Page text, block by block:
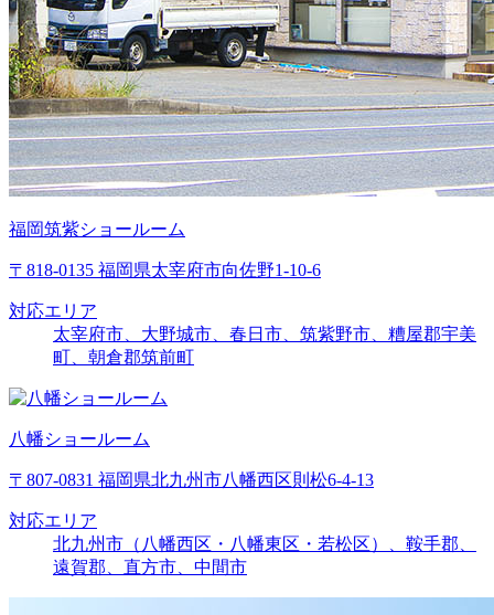
福岡筑紫ショールーム
〒818-0135 福岡県太宰府市向佐野1-10-6
対応エリア
太宰府市、大野城市、春日市、筑紫野市、糟屋郡宇美
町、朝倉郡筑前町
八幡ショールーム
〒807-0831 福岡県北九州市八幡西区則松6-4-13
対応エリア
北九州市（八幡西区・八幡東区・若松区）、鞍手郡、
遠賀郡、直方市、中間市